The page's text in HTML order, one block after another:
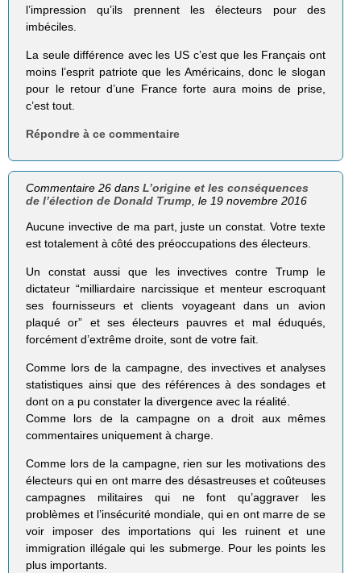
l’impression qu’ils prennent les électeurs pour des
imbéciles.
La seule différence avec les US c’est que les Français ont
moins l’esprit patriote que les Américains, donc le slogan
pour le retour d’une France forte aura moins de prise,
c’est tout.
Répondre à ce commentaire
Commentaire 26 dansL’origine et les conséquences
de l’élection de Donald Trump , le 19 novembre 2016
Aucune invective de ma part, juste un constat. Votre texte
est totalement à côté des préoccupations des électeurs.
Un constat aussi que les invectives contre Trump le
dictateur “milliardaire narcissique et menteur escroquant
ses fournisseurs et clients voyageant dans un avion
plaqué or” et ses électeurs pauvres et mal éduqués,
forcément d’extrême droite, sont de votre fait.
Comme lors de la campagne, des invectives et analyses
statistiques ainsi que des références à des sondages et
dont on a pu constater la divergence avec la réalité.
Comme lors de la campagne on a droit aux mêmes
commentaires uniquement à charge.
Comme lors de la campagne, rien sur les motivations des
électeurs qui en ont marre des désastreuses et coûteuses
campagnes militaires qui ne font qu’aggraver les
problèmes et l’insécurité mondiale, qui en ont marre de se
voir imposer des importations qui les ruinent et une
immigration illégale qui les submerge. Pour les points les
plus importants.